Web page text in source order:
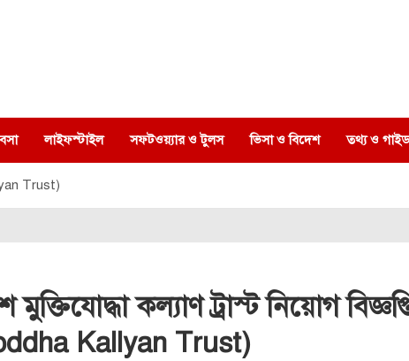
লাইফস্টাইল সফটওয়্যার ও টুলস ভিসা ও বিদেশ তথ্য ও গাইড
Trust)
মুক্তিযোদ্ধা কল্যাণ ট্রাস্ট নিয়োগ
Kallyan Trust)